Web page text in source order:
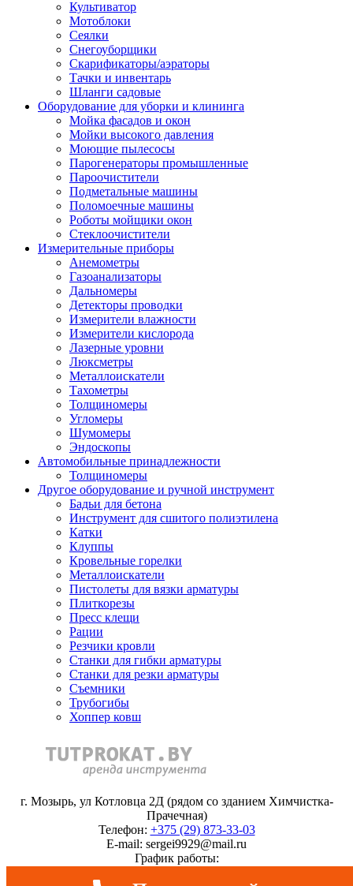
Культиватор
Мотоблоки
Сеялки
Снегоуборщики
Скарификаторы/аэраторы
Тачки и инвентарь
Шланги садовые
Оборудование для уборки и клининга
Мойка фасадов и окон
Мойки высокого давления
Моющие пылесосы
Парогенераторы промышленные
Пароочистители
Подметальные машины
Поломоечные машины
Роботы мойщики окон
Стеклоочистители
Измерительные приборы
Анемометры
Газоанализаторы
Дальномеры
Детекторы проводки
Измерители влажности
Измерители кислорода
Лазерные уровни
Люксметры
Металлоискатели
Тахометры
Толщиномеры
Угломеры
Шумомеры
Эндоскопы
Автомобильные принадлежности
Толщиномеры
Другое оборудование и ручной инструмент
Бадьи для бетона
Инструмент для сшитого полиэтилена
Катки
Клуппы
Кровельные горелки
Металлоискатели
Пистолеты для вязки арматуры
Плиткорезы
Пресс клещи
Рации
Резчики кровли
Станки для гибки арматуры
Станки для резки арматуры
Съемники
Трубогибы
Хоппер ковш
г. Мозырь, ул Котловца 2Д (рядом со зданием Химчистка-
Прачечная)
Телефон: +375 (29) 873-33-03
E-mail: sergei9929@mail.ru
График работы: